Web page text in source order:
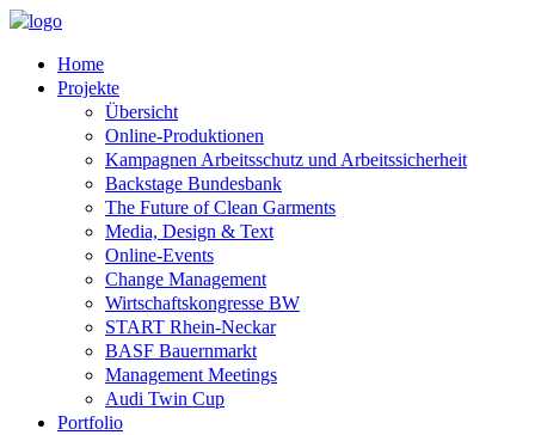
Home
Projekte
Übersicht
Online-Produktionen
Kampagnen Arbeitsschutz und Arbeitssicherheit
Backstage Bundesbank
The Future of Clean Garments
Media, Design & Text
Online-Events
Change Management
Wirtschaftskongresse BW
START Rhein-Neckar
BASF Bauernmarkt
Management Meetings
Audi Twin Cup
Portfolio